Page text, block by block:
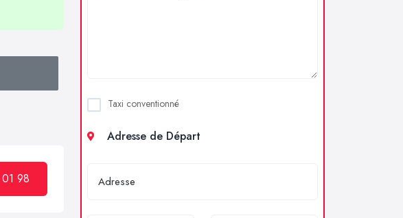
98
Taxi conventionné
Adresse de Départ